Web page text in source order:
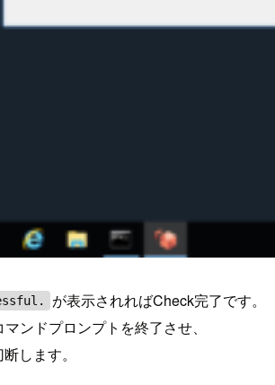
が表示されればCheck完了です。
ンドプロンプトを終了させ、
します。